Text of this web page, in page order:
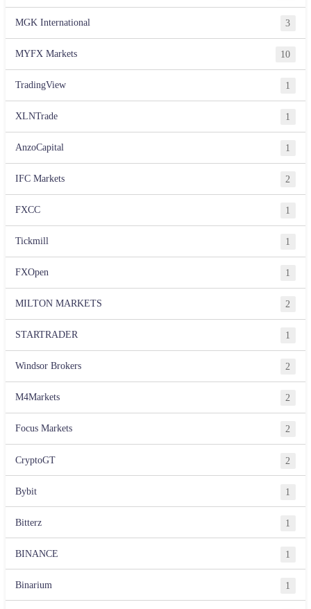
MGK International 3
MYFX Markets 10
TradingView 1
XLNTrade 1
AnzoCapital 1
IFC Markets 2
FXCC 1
Tickmill 1
FXOpen 1
MILTON MARKETS 2
STARTRADER 1
Windsor Brokers 2
M4Markets 2
Focus Markets 2
CryptoGT 2
Bybit 1
Bitterz 1
BINANCE 1
Binarium 1